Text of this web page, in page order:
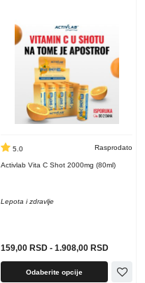
5.0 Rasprodato
Activlab Vita C Shot 2000mg (80ml)
Lepota i zdravlje
159,00 RSD - 1.908,00 RSD
Odaberite opcije